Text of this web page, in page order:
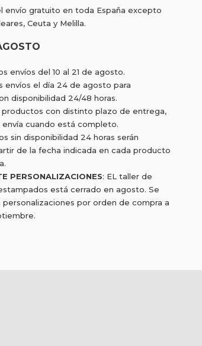
envío gratuito en toda España excepto
Ceuta y Melilla.
envíos del 10 al 21 de agosto.
envíos el día 24 de agosto para
disponibilidad 24/48 horas.
productos con distinto plazo de entrega,
cuando está completo.
sin disponibilidad 24 horas serán
de la fecha indicada en cada producto
PERSONALIZACIONES: EL taller de
está cerrado en agosto. Se
personalizaciones por orden de compra a